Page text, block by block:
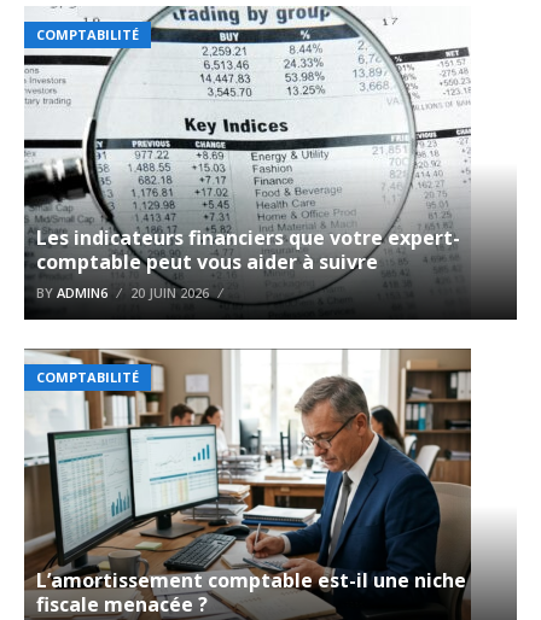
COMPTABILITÉ
Les indicateurs financiers que votre expert-
comptable peut vous aider à suivre
BY ADMIN6 20 JUIN 2026
COMPTABILITÉ
L’amortissement comptable est-il une niche
fiscale menacée ?